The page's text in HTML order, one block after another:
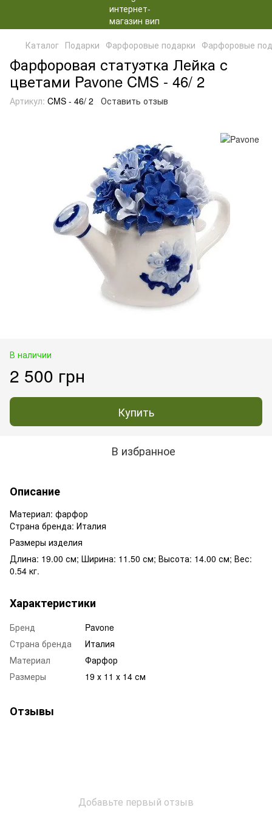
Каталог Подарки Фарфоровые подарки Фарфоровые
Фарфоровая статуэтка Лейка с
цветами Pavone CMS - 46/ 2
Артикул: CMS - 46/ 2 Оставить отзыв
В наличии
2 500 грн
Купить
В избранное
Описание
Материал: фарфор
Страна бренда: Италия
Размеры изделия
Длина: 19.00 см; Ширина: 11.50 см; Высота: 14.00 см; Вес:
0.54 кг.
Характеристики
Бренд
Pavone
Страна бренда
Италия
Материал
Фарфор
Размеры
19 х 11 х 14 см
Отзывы
Добавьте первый отзыв